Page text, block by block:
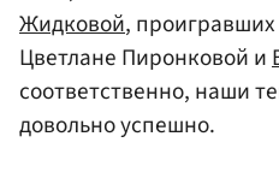
Жидковой,
Цветлане Пиронковой и
соответственно, наши
довольно успешно.